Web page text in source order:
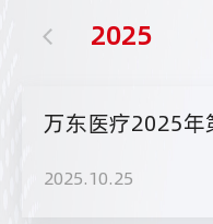
2025
万东医疗2025年
2025.10.25